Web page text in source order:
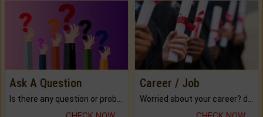
Ask A Question
Is there any question or problem lingering.
Career / Job
Worried about your career? don't know what is.